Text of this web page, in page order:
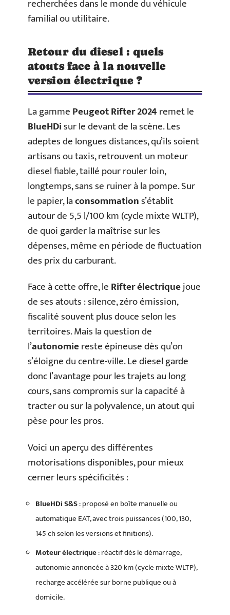
recherchées dans le monde du véhicule
familial ou utilitaire.
Retour du diesel : quels
atouts face à la nouvelle
version électrique ?
La gammePeugeot Rifter 2024remet le
BlueHDisur le devant de la scène. Les
adeptes de longues distances, qu’ils soient
artisans ou taxis, retrouvent un moteur
diesel fiable, taillé pour rouler loin,
longtemps, sans se ruiner à la pompe. Sur
le papier, laconsommations’établit
autour de 5,5 l/100 km (cycle mixte WLTP),
de quoi garder la maîtrise sur les
dépenses, même en période de fluctuation
des prix du carburant.
Face à cette offre, leRifter électriquejoue
de ses atouts : silence, zéro émission,
fiscalité souvent plus douce selon les
territoires. Mais la question de
l’autonomiereste épineuse dès qu’on
s’éloigne du centre-ville. Le diesel garde
donc l’avantage pour les trajets au long
cours, sans compromis sur la capacité à
tracter ou sur la polyvalence, un atout qui
pèse pour les pros.
Voici un aperçu des différentes
motorisations disponibles, pour mieux
cerner leurs spécificités :
BlueHDi S&S: proposé en boîte manuelle ou
automatique EAT, avec trois puissances (100, 130,
145 ch selon les versions et finitions).
Moteur électrique: réactif dès le démarrage,
autonomie annoncée à 320 km (cycle mixte WLTP),
recharge accélérée sur borne publique ou à
domicile.